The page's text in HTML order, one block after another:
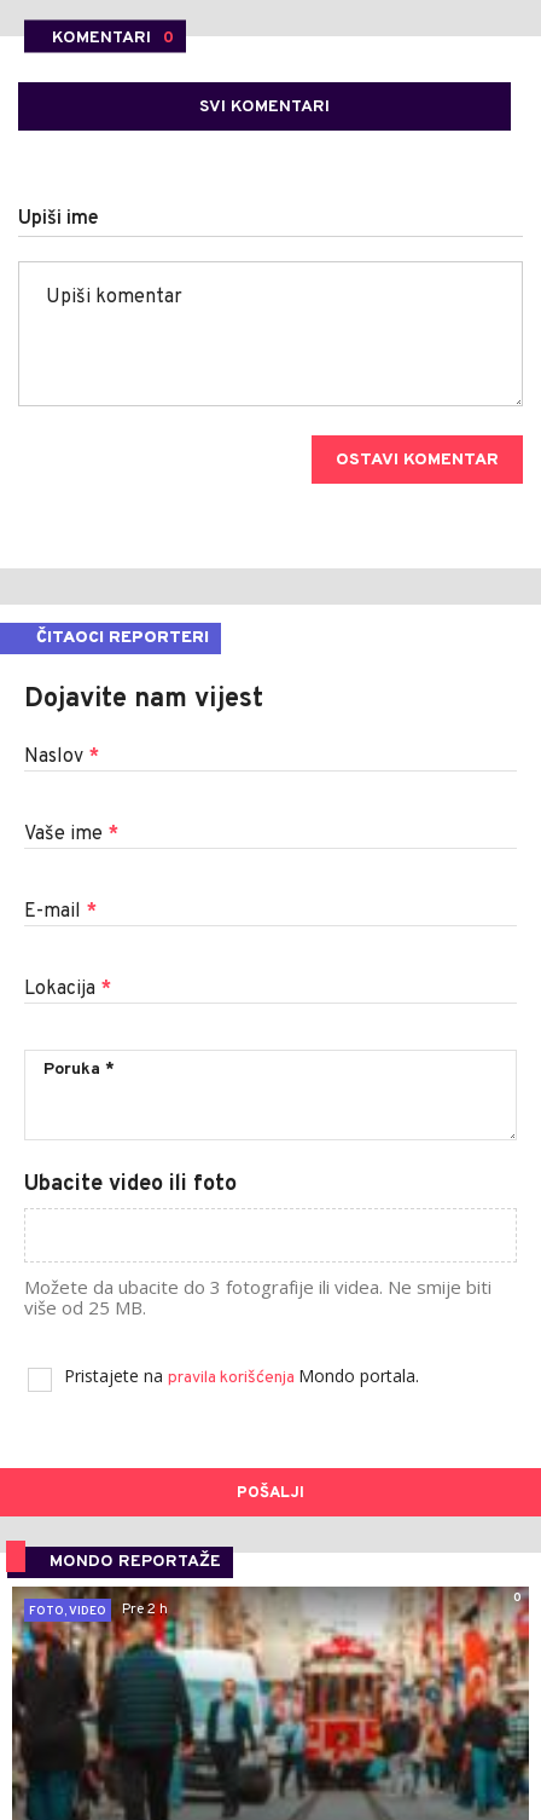
KOMENTARI 0
SVI KOMENTARI
Upiši ime
OSTAVI KOMENTAR
ČITAOCI REPORTERI
Dojavite nam vijest
Naslov *
Vaše ime *
E-mail *
Lokacija *
Ubacite video ili foto
Možete da ubacite do 3 fotografije ili videa. Ne smije biti
više od 25 MB.
Pristajete na pravila korišćenja Mondo portala.
POŠALJI
MONDO REPORTAŽE
0
FOTO, VIDEO
Pre 2 h